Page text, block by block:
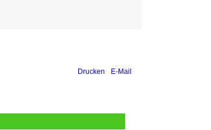
Drucken E-Mail